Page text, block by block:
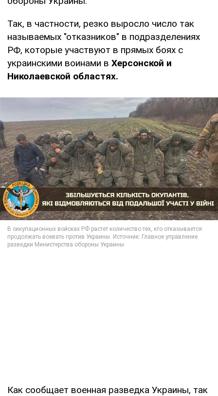
Так, в частности, резко выросло число так
называемых "отказников" в подразделениях
РФ, которые участвуют в прямых боях с
украинскими воинами в Херсонской и
Николаевской областях.
Как сообщает военная разведка Украины, так